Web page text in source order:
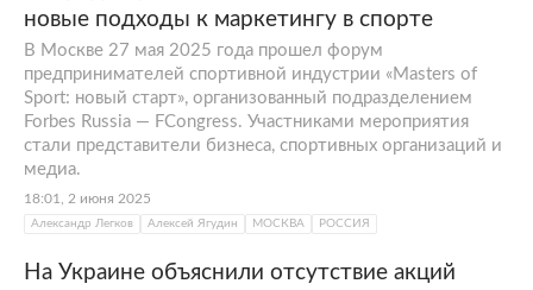
новые подходы к маркетингу в спорте
В Москве 27 мая 2025 года прошел форум
предпринимателей спортивной индустрии «Masters of
Sport: новый старт», организованный подразделением
Forbes Russia — FCongress. Участниками мероприятия
стали представители бизнеса, спортивных организаций и
медиа.
18:01, 2 июня 2025
Александр Легков Алексей Ягудин МОСКВА РОССИЯ
На Украине объяснили отсутствие акций